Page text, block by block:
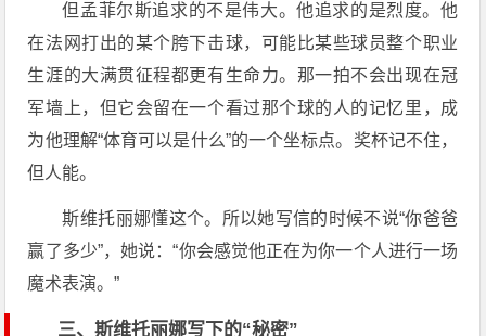
但孟菲尔斯追求的不是伟大。他追求的是烈度。他
在法网打出的某个胯下击球，可能比某些球员整个职业
生涯的大满贯征程都更有生命力。那一拍不会出现在冠
军墙上，但它会留在一个看过那个球的人的记忆里，成
为他理解“体育可以是什么”的一个坐标点。奖杯记不住，
但人能。
斯维托丽娜懂这个。所以她写信的时候不说“你爸爸
赢了多少”，她说：“你会感觉他正在为你一个人进行一场
魔术表演。”
三、斯维托丽娜写下的“秘密”